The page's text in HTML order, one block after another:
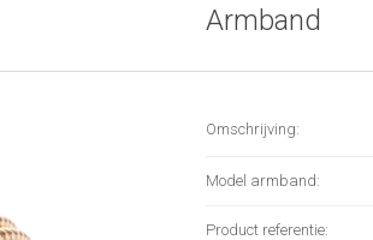
Armband
Omschrijving:
Model armband:
Product referentie: